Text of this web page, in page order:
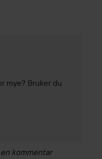
2 måneder
mye? Bruker du
kommentar